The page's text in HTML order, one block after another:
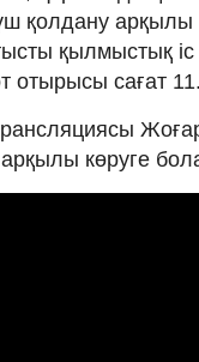
қолдану
қылмыстық
отырысы сағат
арқылы көруге